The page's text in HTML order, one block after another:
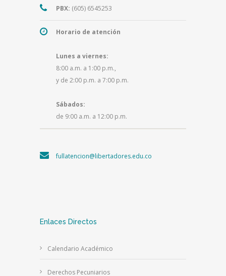
PBX: (605) 6545253
Horario de atención
Lunes a viernes:
8:00 a.m. a 1:00 p.m.,
y de 2:00 p.m. a 7:00 p.m.
Sábados:
de 9:00 a.m. a 12:00 p.m.
fullatencion@libertadores.edu.co
Enlaces Directos
Calendario Académico
Derechos Pecuniarios